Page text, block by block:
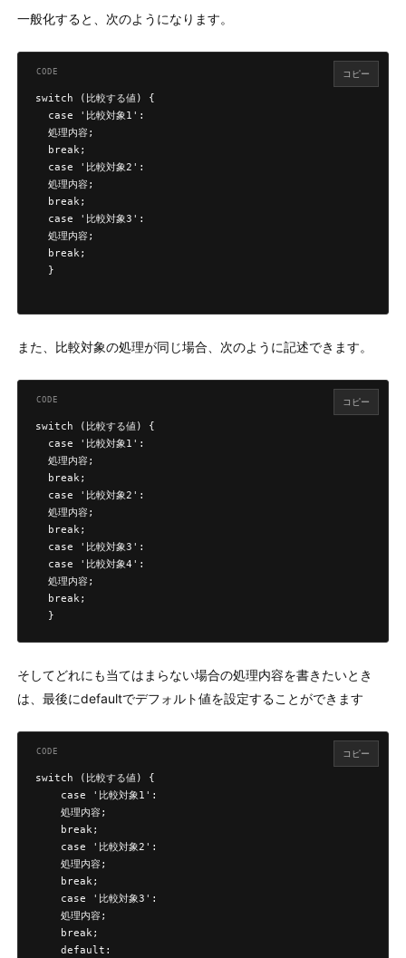
一般化すると、次のようになります。
switch (比較する値) {
  case '比較対象1':
  処理内容;
  break;
  case '比較対象2':
  処理内容;
  break;
  case '比較対象3':
  処理内容;
  break;
  }
コピー
また、比較対象の処理が同じ場合、次のように記述できます。
switch (比較する値) {
  case '比較対象1':
  処理内容;
  break;
  case '比較対象2':
  処理内容;
  break;
  case '比較対象3':
  case '比較対象4':
  処理内容;
  break;
  }
コピー
そしてどれにも当てはまらない場合の処理内容を書きたいとき
は、最後にdefaultでデフォルト値を設定することができます
switch (比較する値) {
    case '比較対象1':
    処理内容;
    break;
    case '比較対象2':
    処理内容;
    break;
    case '比較対象3':
    処理内容;
    break;
    default:
コピー